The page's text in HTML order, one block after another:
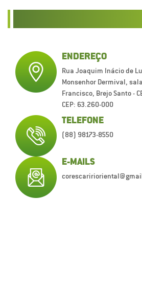
ENDEREÇO
Rua Joaquim Inácio de
Monsenhor Dermival,
Francisco, Brejo Santo -
CEP: 63.260-000
TELEFONE
(88) 98173-8550
E-MAILS